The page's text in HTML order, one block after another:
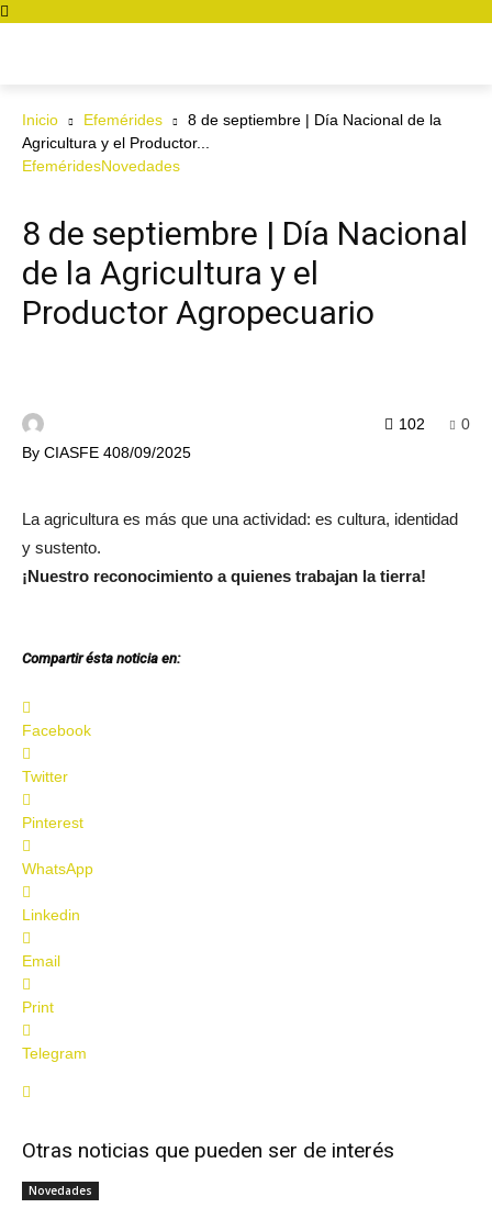
Inicio Efemérides
8 de septiembre | Día Nacional de la
Agricultura y el Productor...
EfeméridesNovedades
8 de septiembre | Día Nacional
de la Agricultura y el
Productor Agropecuario
By CIASFE 408/09/2025
0
102
La agricultura es más que una actividad: es cultura, identidad
y sustento.
¡Nuestro reconocimiento a quienes trabajan la tierra!
Compartir ésta noticia en:
Facebook
Twitter
Pinterest
WhatsApp
Linkedin
Email
Print
Telegram
Otras noticias que pueden ser de interés
Novedades